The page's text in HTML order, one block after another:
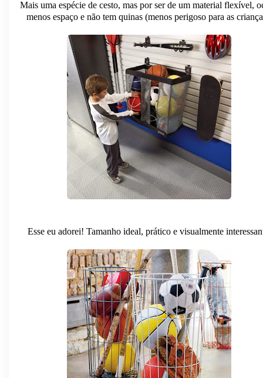
Mais uma espécie de cesto, mas por ser de um material flexível,
menos espaço e não tem quinas (menos perigoso para as
Esse eu adorei! Tamanho ideal, prático e visualmente